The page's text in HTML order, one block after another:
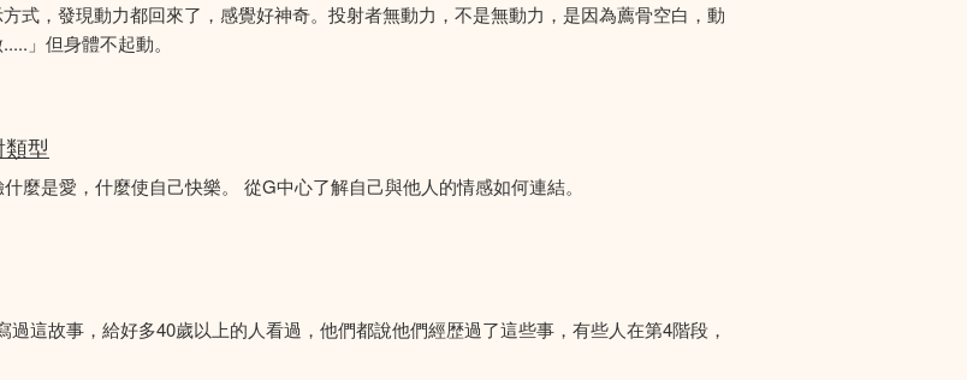
式，發現動力都回來了，感覺好神奇。投射者無動力，不是無動力，是因為薦骨空白，動
」但身體不起動。
型
麼是愛，什麼使自己快樂。 從G中心了解自己與他人的情感如何連結。
這故事，給好多40歲以上的人看過，他們都說他們經歴過了這些事，有些人在第4階段，